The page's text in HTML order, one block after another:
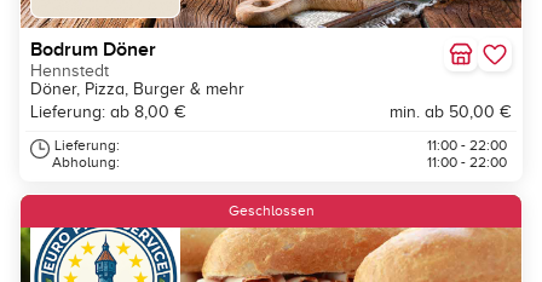
Bodrum Döner
Hennstedt
Döner, Pizza, Burger & mehr
Lieferung: ab 8,00 €
min. ab 50,00 €
Lieferung:
Abholung:
11:00 - 22:00
11:00 - 22:00
Geschlossen